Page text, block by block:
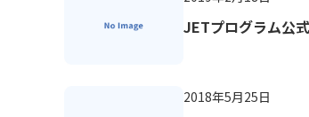
JETプログラム公
2018年5月25日